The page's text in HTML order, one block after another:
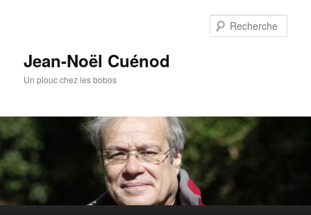
Jean-Noël Cuénod
Un plouc chez les bobos